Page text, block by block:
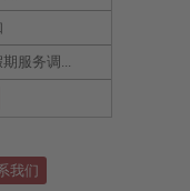
服务调...
我们